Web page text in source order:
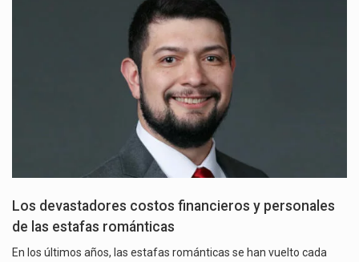
Los devastadores costos financieros y personales
de las estafas románticas
En los últimos años, las estafas románticas se han vuelto cada